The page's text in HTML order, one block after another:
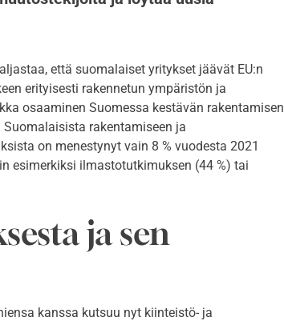
että suomalaiset yritykset jäävät EU:n
erityisesti rakennetun ympäristön ja
osaaminen Suomessa kestävän rakentamisen
rakentamiseen ja
on menestynyt vain 8 % vuodesta 2021
esimerkiksi ilmastotutkimuksen (44 %) tai
ja sen
kanssa kutsuu nyt kiinteistö- ja